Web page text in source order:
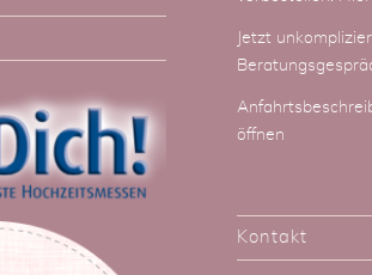
Jetzt
öffnen
Kontakt